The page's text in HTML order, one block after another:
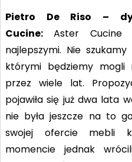
Pietro De Riso –
Cucine: Aster Cucine
najlepszymi. Nie
którymi będziemy mogli
przez wiele lat.
pojawiła się już dwa lata
nie była jeszcze na to
swojej ofercie mebli
momencie jednak